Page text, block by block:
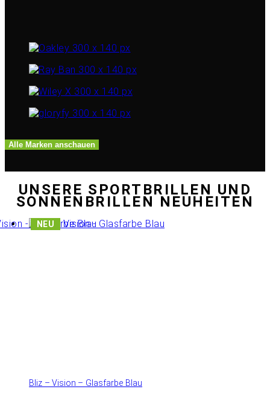
Alle Marken anschauen
UNSERE SPORTBRILLEN UND
SONNENBRILLEN NEUHEITEN
Bliz – Vision – Glasfarbe Blau